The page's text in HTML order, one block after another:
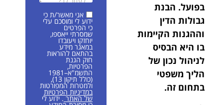
בפועל. הבנת
גבולות הדין
וההגנות הקיימות
בו היא הבסיס
לניהול נכון של
הליך משפטי
בתחום זה.
אני מאשר/ת כי
ידוע לי ומוסכם עלי
כי הפרטים
שמסרתי ייאספו,
יוחזקו ויעובדו
במאגר מידע
בהתאם להוראות
חוק הגנת
הפרטיות,
התשמ"א–1981
(כולל תיקון 13),
ולמטרות המפורטות
במדיניות הפרטיות
של האתר. ידוע לי